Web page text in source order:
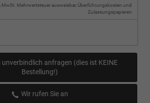
MwSt. Mehrwertsteuer ausweisbar, Überführungskosten und
Zulassungspapieren
unverbindlich anfragen (dies ist KEINE
Bestellung!)
Wir rufen Sie an